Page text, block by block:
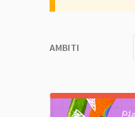
AMBITI